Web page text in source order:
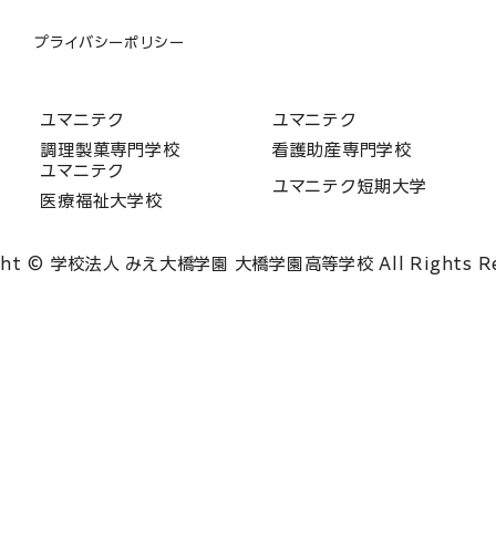
プライバシーポリシー
ユマニテク
調理製菓専門学校
ユマニテク
看護助産専門学校
ユマニテク
医療福祉大学校
ユマニテク短期大学
© 学校法人 みえ大橋学園 大橋学園高等学校 All Rights